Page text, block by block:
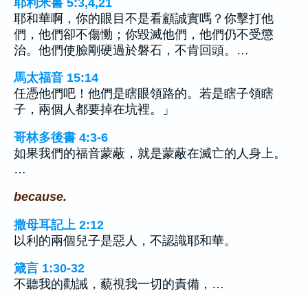
耶和華啊，你的眼目不是看顧誠實嗎？你擊打他
們，他們卻不傷慟；你毀滅他們，他們仍不受懲
治。他們使臉剛硬過於磐石，不肯回頭。…
馬太福音 15:14
任憑他們吧！他們是瞎眼領路的。若是瞎子領瞎
子，兩個人都要掉在坑裡。」
哥林多後書 4:3-6
如果我們的福音蒙蔽，就是蒙蔽在滅亡的人身上。
…
because.
撒母耳記上 2:12
以利的兩個兒子是惡人，不認識耶和華。
箴言 1:30-32
不聽我的勸誡，藐視我一切的責備，…